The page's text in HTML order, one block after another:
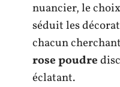
nuancier, le
séduit les
chacun
rose poudre
éclatant.